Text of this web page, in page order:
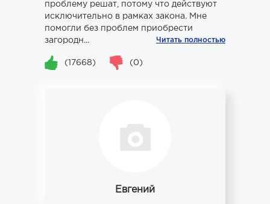
проблему решат, потому что действуют
исключительно в рамках закона. Мне
помогли без проблем приобрести
загородн...
Читать полностью
(17668) (0)
Евгений